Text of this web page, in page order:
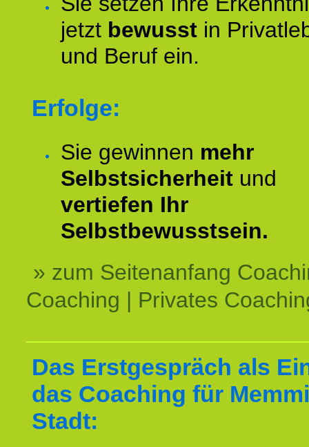
jetzt bewusst in
und Beruf ein.
Erfolge:
Sie gewinnen mehr
Selbstsicherheit und
vertiefen Ihr
Selbstbewusstsein.
» zum Seitenanfang
Coaching | Privates
Das Erstgespräch als
das Coaching für
Stadt: